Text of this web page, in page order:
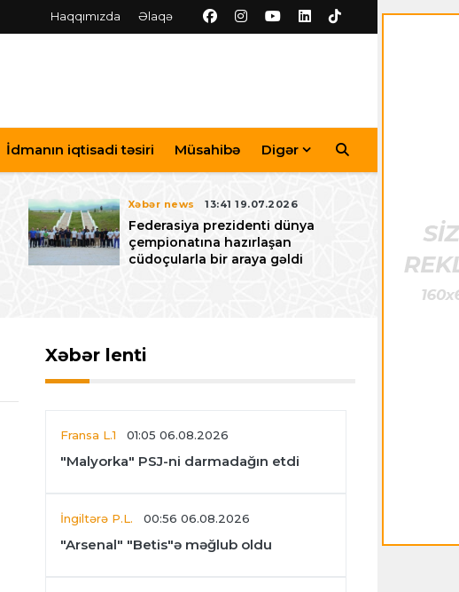
Haqqımızda Əlaqə
İdmanın iqtisadi təsiri Müsahibə Digər
Xəbər news 13:41 19.07.2026
Federasiya prezidenti dünya
çempionatına hazırlaşan
cüdoçularla bir araya gəldi
Xəbər lenti
Fransa L.1 01:05 06.08.2026
"Malyorka" PSJ-ni darmadağın etdi
İngiltərə P.L. 00:56 06.08.2026
"Arsenal" "Betis"ə məğlub oldu